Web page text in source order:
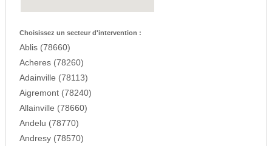
Choisissez un secteur d'intervention :
Ablis (78660)
Acheres (78260)
Adainville (78113)
Aigremont (78240)
Allainville (78660)
Andelu (78770)
Andresy (78570)